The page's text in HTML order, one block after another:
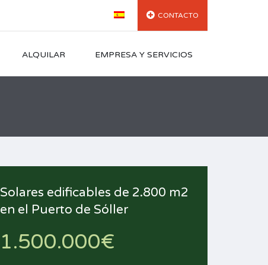
CONTACTO
ALQUILAR EMPRESA Y SERVICIOS
Solares edificables de 2.800 m2
en el Puerto de Sóller
1.500.000€